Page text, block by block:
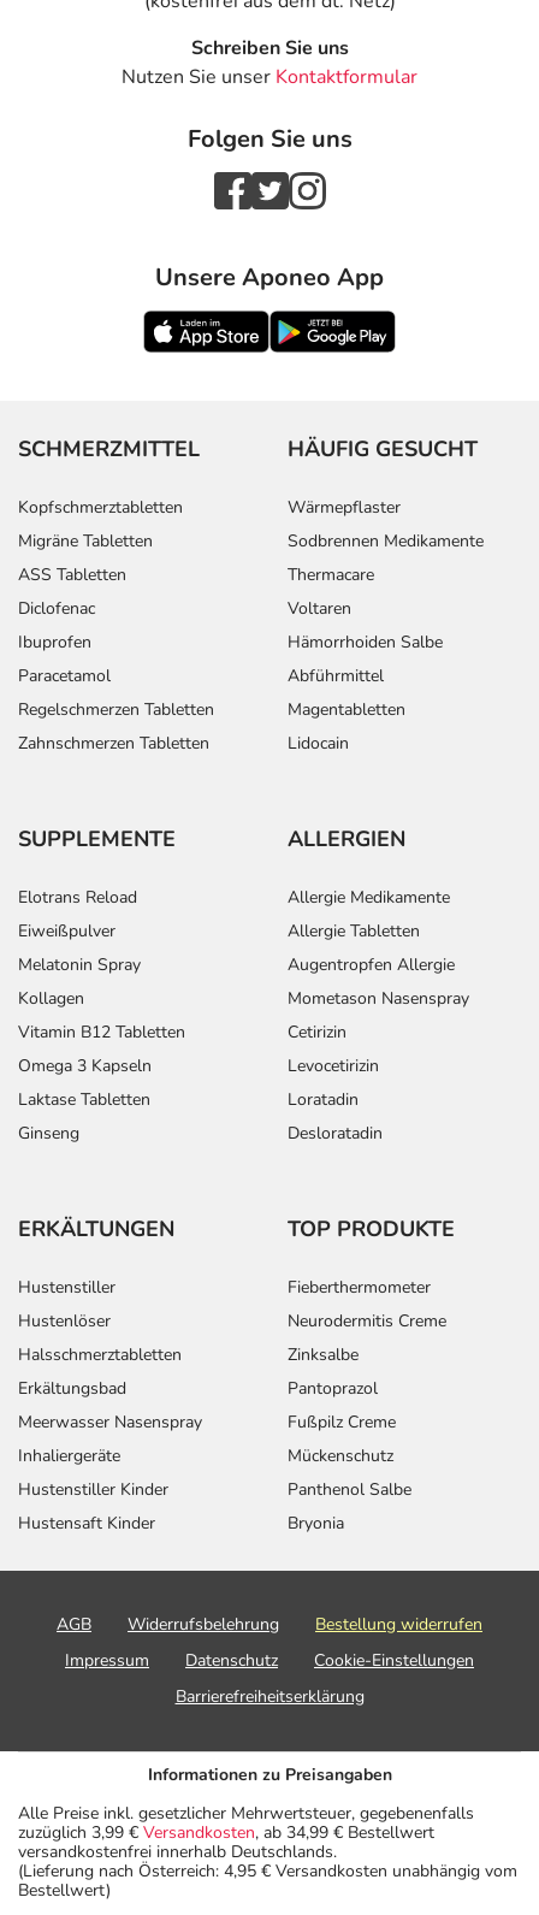
Schreiben Sie uns
Nutzen Sie unser Kontaktformular
Folgen Sie uns
Unsere Aponeo App
SCHMERZMITTEL
Kopfschmerztabletten
Migräne Tabletten
ASS Tabletten
Diclofenac
Ibuprofen
Paracetamol
Regelschmerzen Tabletten
Zahnschmerzen Tabletten
HÄUFIG GESUCHT
Wärmepflaster
Sodbrennen Medikamente
Thermacare
Voltaren
Hämorrhoiden Salbe
Abführmittel
Magentabletten
Lidocain
SUPPLEMENTE
Elotrans Reload
Eiweißpulver
Melatonin Spray
Kollagen
Vitamin B12 Tabletten
Omega 3 Kapseln
Laktase Tabletten
Ginseng
ALLERGIEN
Allergie Medikamente
Allergie Tabletten
Augentropfen Allergie
Mometason Nasenspray
Cetirizin
Levocetirizin
Loratadin
Desloratadin
ERKÄLTUNGEN
Hustenstiller
Hustenlöser
Halsschmerztabletten
Erkältungsbad
Meerwasser Nasenspray
Inhaliergeräte
Hustenstiller Kinder
Hustensaft Kinder
TOP PRODUKTE
Fieberthermometer
Neurodermitis Creme
Zinksalbe
Pantoprazol
Fußpilz Creme
Mückenschutz
Panthenol Salbe
Bryonia
AGB Widerrufsbelehrung
Bestellung widerrufen
Impressum
Datenschutz
Cookie-Einstellungen
Barrierefreiheitserklärung
Informationen zu Preisangaben
Alle Preise inkl. gesetzlicher Mehrwertsteuer, gegebenenfalls
zuzüglich 3,99 € Versandkosten, ab 34,99 € Bestellwert
versandkostenfrei innerhalb Deutschlands.
(Lieferung nach Österreich: 4,95 € Versandkosten unabhängig vom
Bestellwert)